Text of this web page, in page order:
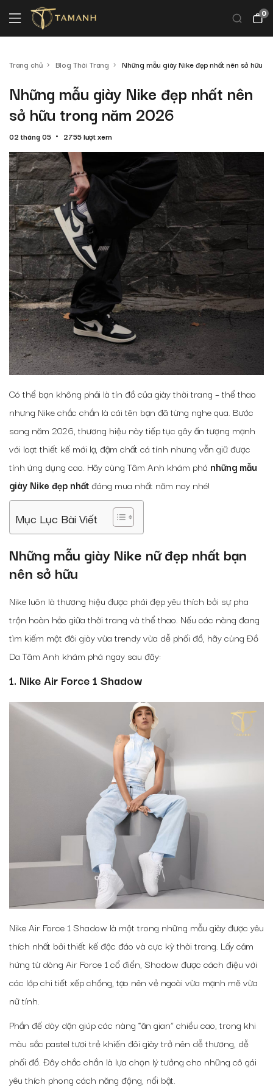
0
Trang chủ Blog Thời Trang Những mẫu giày Nike đẹp nhất nên sở hữu
Những mẫu giày Nike đẹp nhất nên
sở hữu trong năm 2026
02 tháng 05 2755 lượt xem
Có thể bạn không phải là tín đồ của giày thời trang – thể thao
nhưng Nike chắc chắn là cái tên bạn đã từng nghe qua. Bước
sang năm 2026, thương hiệu này tiếp tục gây ấn tượng mạnh
với loạt thiết kế mới lạ, đậm chất cá tính nhưng vẫn giữ được
tính ứng dụng cao. Hãy cùng Tâm Anh khám phá những mẫu
giày Nike đẹp nhấtđáng mua nhất năm nay nhé!
Mục Lục Bài Viết
Những mẫu giày Nike nữ đẹp nhất bạn
nên sở hữu
Nike luôn là thương hiệu được phái đẹp yêu thích bởi sự pha
trộn hoàn hảo giữa thời trang và thể thao. Nếu các nàng đang
tìm kiếm một đôi giày vừa trendy vừa dễ phối đồ, hãy cùng Đồ
Da Tâm Anh khám phá ngay sau đây:
1. Nike Air Force 1 Shadow
Nike Air Force 1 Shadow là một trong những mẫu giày được yêu
thích nhất bởi thiết kế độc đáo và cực kỳ thời trang. Lấy cảm
hứng từ dòng Air Force 1 cổ điển, Shadow được cách điệu với
các lớp chi tiết xếp chồng, tạo nên vẻ ngoài vừa mạnh mẽ vừa
nữ tính.
Phần đế dày dặn giúp các nàng “ăn gian” chiều cao, trong khi
màu sắc pastel tươi trẻ khiến đôi giày trở nên dễ thương, dễ
phối đồ. Đây chắc chắn là lựa chọn lý tưởng cho những cô gái
yêu thích phong cách năng động, nổi bật.